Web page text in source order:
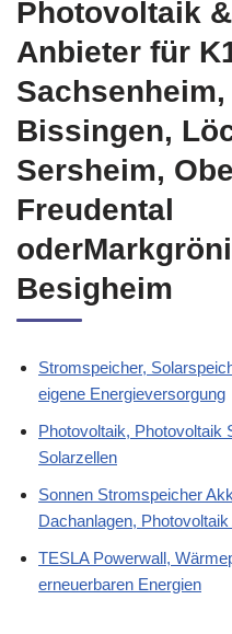
Photovoltaik
Anbieter für
Bissingen,
Sersheim,
Freudental
Besigheim
Stromspeicher,
eigene Energieversorgung
Photovoltaik, Photovoltaik
Solarzellen
Sonnen Stromspeicher
Dachanlagen, Photovoltaik
TESLA Powerwall,
erneuerbaren Energien